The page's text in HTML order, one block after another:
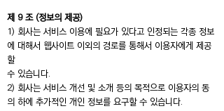
제 9 조 (정보의 제공)
1) 회사는 서비스 이용에 필요가 있다고 인정되는 각종 정보
에 대해서 웹사이트 이외의 경로를 통해서 이용자에게 제공
할
수 있습니다.
2) 회사는 서비스 개선 및 소개 등의 목적으로 이용자의 동
의 하에 추가적인 개인 정보를 요구할 수 있습니다.